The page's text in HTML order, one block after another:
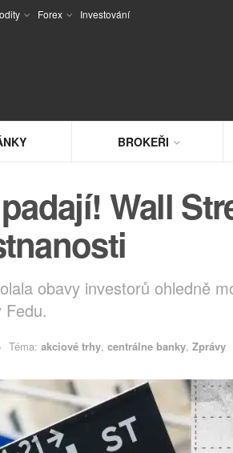
Forex Investování
BROKEŘI
Wall
obavy investorů ohledně
Fedu.
Téma: akciové trhy, centrálne banky, Zprávy